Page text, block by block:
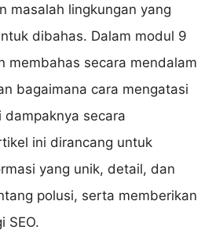
masalah lingkungan yang
dibahas. Dalam modul 9
membahas secara mendalam
bagaimana cara mengatasi
secara
ini dirancang untuk
yang unik, detail, dan
polusi, serta memberikan
SEO.